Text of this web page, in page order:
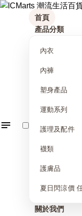
首頁
產品分類
內衣
內褲
塑身產品
運動系列
護理及配件
襪類
護膚品
夏日閃涼價
關於我們